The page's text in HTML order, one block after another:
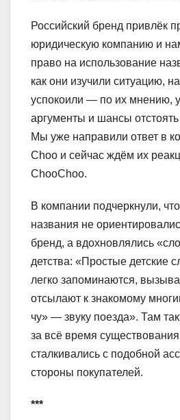
Российский бренд привлёк
юридическую компанию и
право на использование
как они изучили ситуацию,
успокоили — по их мнению, у
аргументы и шансы
Мы уже направили ответ в
Choo и сейчас ждём их
ChooChoo.
В компании подчеркнули,
названия не
бренд, а вдохновлялись
детства: «Простые детские
легко запоминаются,
отсылают к знакомому
чу» — звуку поезда». Там
за всё время
сталкивались с подобной
стороны покупателей.
***